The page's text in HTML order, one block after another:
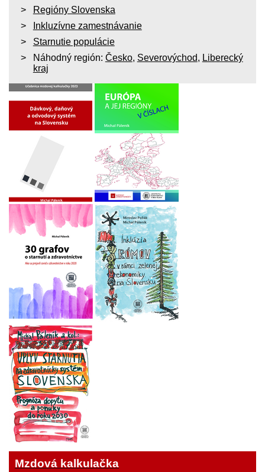
Regióny Slovenska
Inkluzívne zamestnávanie
Starnutie populácie
Náhodný región: Česko, Severovýchod, Liberecký
kraj
Mzdová kalkulačka